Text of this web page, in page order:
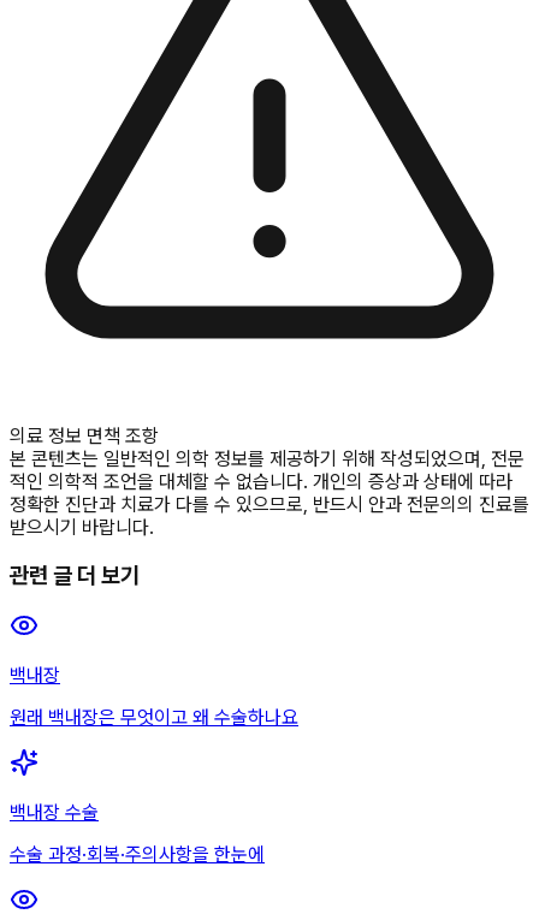
의료 정보 면책 조항
본 콘텐츠는 일반적인 의학 정보를 제공하기 위해 작성되었으며, 전문
적인 의학적 조언을 대체할 수 없습니다. 개인의 증상과 상태에 따라
정확한 진단과 치료가 다를 수 있으므로, 반드시 안과 전문의의 진료를
받으시기 바랍니다.
관련 글 더 보기
백내장
원래 백내장은 무엇이고 왜 수술하나요
백내장 수술
수술 과정·회복·주의사항을 한눈에